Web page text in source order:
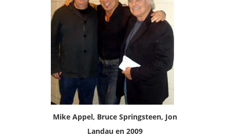
Mike Appel, Bruce Springsteen, Jon
Landau en 2009